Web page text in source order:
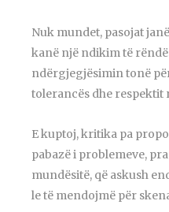
Nuk mundet, pasojat
kanë një ndikim të
ndërgjegjësimin tonë
tolerancës dhe respektit
E kuptoj, kritika pa
pabazë i problemeve,
mundësitë, që askush
le të mendojmë për